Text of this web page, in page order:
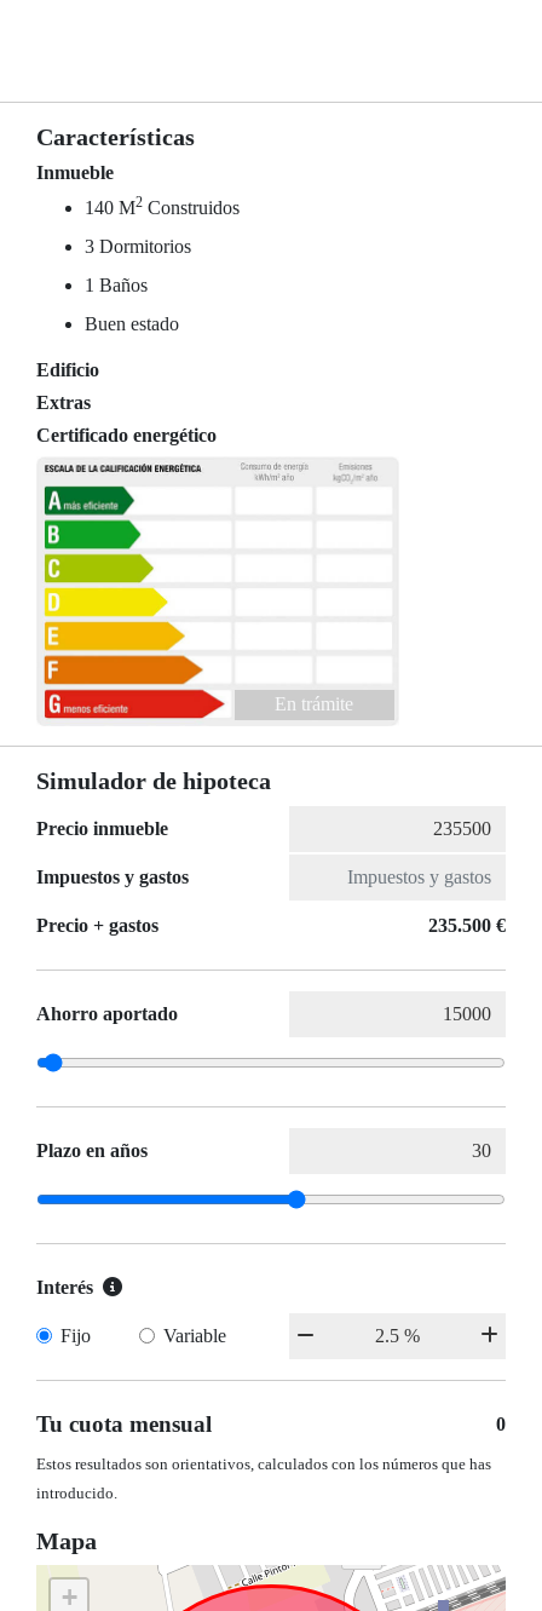
Características
Inmueble
140 M2 Construidos
3 Dormitorios
1 Baños
Buen estado
Edificio
Extras
Certificado energético
En trámite
Simulador de hipoteca
Precio inmueble
Impuestos y gastos
Precio + gastos 235.500 €
Ahorro aportado
Plazo en años
Interés
Fijo Variable
Tu cuota mensual 0
Estos resultados son orientativos, calculados con los números que has
introducido.
Mapa
+